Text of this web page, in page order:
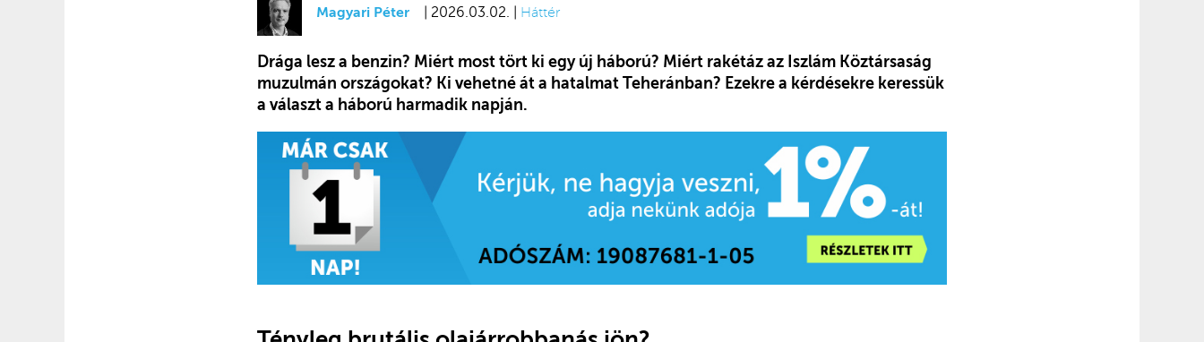
Magyari Péter | 2026.03.02. | Háttér
Drága lesz a benzin? Miért most tört ki egy új háború? Miért rakétáz az Iszlám Köztársaság
muzulmán országokat? Ki vehetné át a hatalmat Teheránban? Ezekre a kérdésekre keressük
a választ a háború harmadik napján.